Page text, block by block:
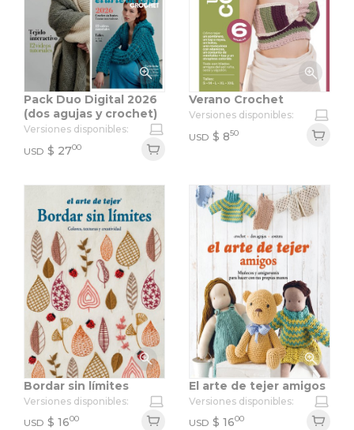
Pack Duo Digital 2026
(dos agujas y crochet)
Versiones disponibles:
USD $ 2700
Verano Crochet
Versiones disponibles:
USD $ 850
Bordar sin límites
Versiones disponibles:
USD $ 1600
El arte de tejer amigos
Versiones disponibles:
USD $ 1600